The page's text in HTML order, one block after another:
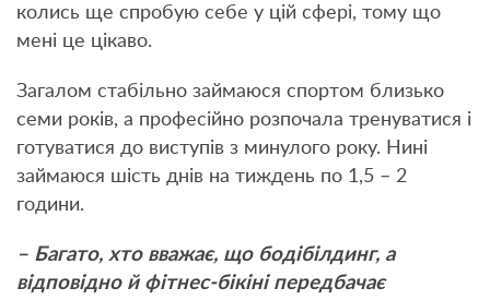
колись ще спробую себе у цій сфері, тому що
мені це цікаво.
Загалом стабільно займаюся спортом близько
семи років, а професійно розпочала тренуватися і
готуватися до виступів з минулого року. Нині
займаюся шість днів на тиждень по 1,5 – 2
години.
– Багато, хто вважає, що бодібілдинг, а
відповідно й фітнес-бікіні передбачає